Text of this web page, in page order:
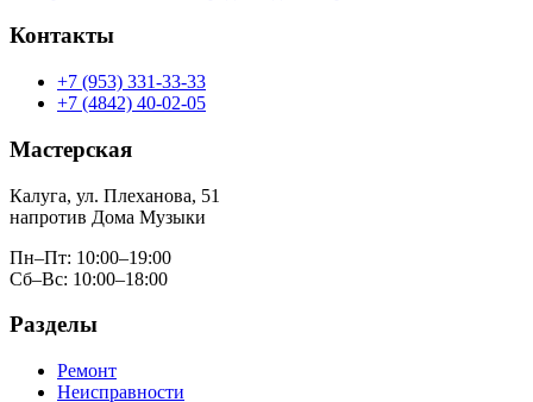
Контакты
+7 (953) 331-33-33
+7 (4842) 40-02-05
Мастерская
Калуга, ул. Плеханова, 51
напротив Дома Музыки
Пн–Пт: 10:00–19:00
Сб–Вс: 10:00–18:00
Разделы
Ремонт
Неисправности